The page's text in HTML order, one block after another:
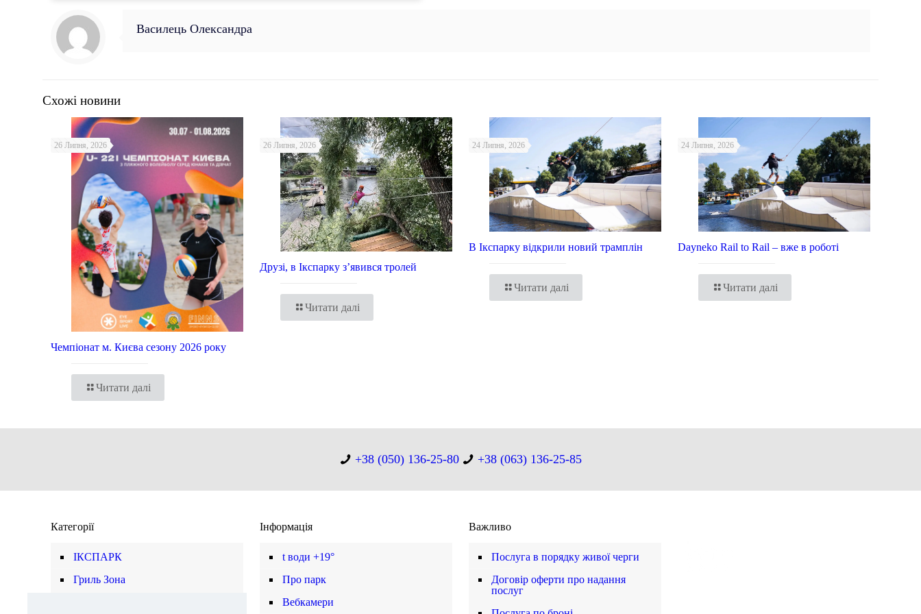
Василець Олександра
Схожі новини
26 Липня, 2026
Чемпіонат м. Києва сезону 2026 року
Читати далі
26 Липня, 2026
Друзі, в Ікспарку з’явився тролей
Читати далі
24 Липня, 2026
В Ікспарку відкрили новий трамплін
Читати далі
24 Липня, 2026
Dayneko Rail to Rail – вже в роботі
Читати далі
+38 (050) 136-25-80 +38 (063) 136-25-85
Категорії
ІКСПАРК
Гриль Зона
Інформація
t води +19°
Про парк
Вебкамери
Важливо
Послуга в порядку живої черги
Договір оферти про надання
послуг